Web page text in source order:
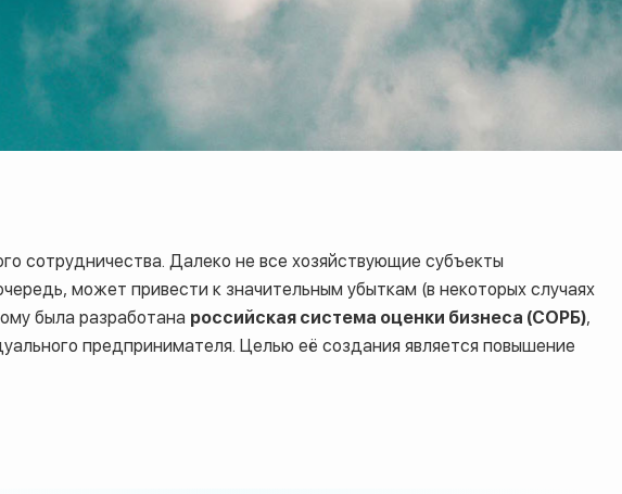
сотрудничества. Далеко не все хозяйствующие субъекты
может привести к значительным убыткам (в некоторых случаях
была разработана российская система оценки бизнеса (СОРБ),
предпринимателя. Целью её создания является повышение